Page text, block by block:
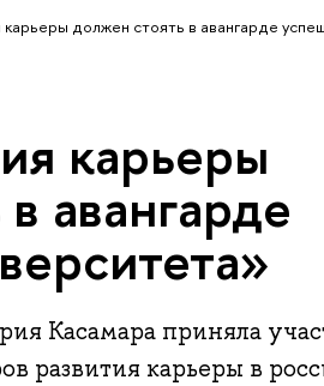
должен стоять в авангарде
карьеры
авангарде
Касамара приняла
развития карьеры в